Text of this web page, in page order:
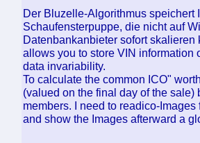
Der Bluzelle-Algorithmus speichert
Schaufensterpuppe, die nicht auf
Datenbankanbieter sofort
allows you to store VIN
data invariability.
To calculate the common ICO"
(valued on the final day of the
members. I need to readico-
and show the Images afterward a